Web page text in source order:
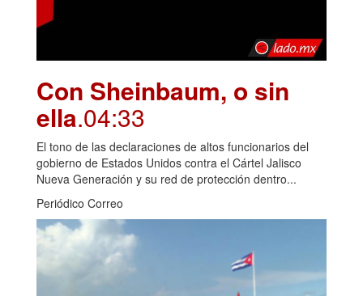
Con Sheinbaum, o sin
ella.04:33
El tono de las declaraciones de altos funcionarios del
gobierno de Estados Unidos contra el Cártel Jalisco
Nueva Generación y su red de protección dentro...
Periódico Correo